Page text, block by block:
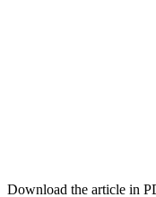
Download the article in